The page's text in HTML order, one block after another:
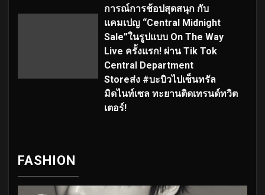
การณ์การช้อปสุดสนุก กับ
แคมเปญ “Central Midnight
Sale”ในรูปแบบ On The Way
Live ครั้งแรก! ผ่าน Tik Tok
Central Department
Storeส่ง #บะบิวไปเซ็นทรัล
มิดไนท์เซล ทะยานติดเทรนด์ทวิต
เตอร์!
FASHION